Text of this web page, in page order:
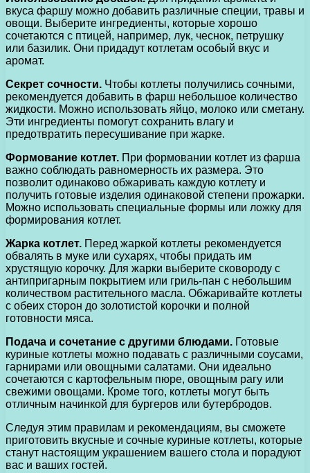
вкуса фаршу можно добавить различные специи, травы и
овощи. Выберите ингредиенты, которые хорошо
сочетаются с птицей, например, лук, чеснок, петрушку
или базилик. Они придадут котлетам особый вкус и
аромат.
Секрет сочности. Чтобы котлеты получились сочными,
рекомендуется добавить в фарш небольшое количество
жидкости. Можно использовать яйцо, молоко или сметану.
Эти ингредиенты помогут сохранить влагу и
предотвратить пересушивание при жарке.
Формование котлет. При формовании котлет из фарша
важно соблюдать равномерность их размера. Это
позволит одинаково обжаривать каждую котлету и
получить готовые изделия одинаковой степени прожарки.
Можно использовать специальные формы или ложку для
формирования котлет.
Жарка котлет. Перед жаркой котлеты рекомендуется
обвалять в муке или сухарях, чтобы придать им
хрустящую корочку. Для жарки выберите сковороду с
антипригарным покрытием или гриль-пан с небольшим
количеством растительного масла. Обжаривайте котлеты
с обеих сторон до золотистой корочки и полной
готовности мяса.
Подача и сочетание с другими блюдами. Готовые
куриные котлеты можно подавать с различными соусами,
гарнирами или овощными салатами. Они идеально
сочетаются с картофельным пюре, овощным рагу или
свежими овощами. Кроме того, котлеты могут быть
отличным начинкой для бургеров или бутербродов.
Следуя этим правилам и рекомендациям, вы сможете
приготовить вкусные и сочные куриные котлеты, которые
станут настоящим украшением вашего стола и порадуют
вас и ваших гостей.